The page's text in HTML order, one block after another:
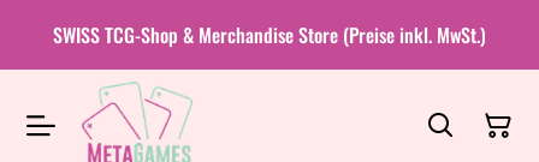
SWISS TCG-Shop & Merchandise Store (Preise inkl. MwSt.)